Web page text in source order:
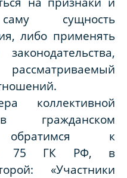
саму сущность
либо применять
коллективной
в гражданском
обратимся к
75 ГК РФ, в
«Участники